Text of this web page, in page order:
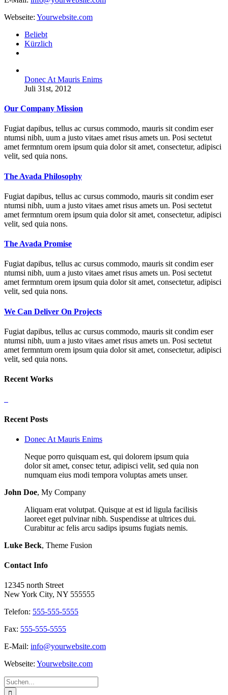
Webseite: Yourwebsite.com
Beliebt
Kürzlich
Donec At Mauris Enims
Juli 31st, 2012
Our Company Mission
Fugiat dapibus, tellus ac cursus commodo, mauris sit condim eser
ntumsi nibh, uum a justo vitaes amet risus amets un. Posi sectetut
amet fermntum orem ipsum quia dolor sit amet, consectetur, adipisci
velit, sed quia nons.
The Avada Philosophy
Fugiat dapibus, tellus ac cursus commodo, mauris sit condim eser
ntumsi nibh, uum a justo vitaes amet risus amets un. Posi sectetut
amet fermntum orem ipsum quia dolor sit amet, consectetur, adipisci
velit, sed quia nons.
The Avada Promise
Fugiat dapibus, tellus ac cursus commodo, mauris sit condim eser
ntumsi nibh, uum a justo vitaes amet risus amets un. Posi sectetut
amet fermntum orem ipsum quia dolor sit amet, consectetur, adipisci
velit, sed quia nons.
We Can Deliver On Projects
Fugiat dapibus, tellus ac cursus commodo, mauris sit condim eser
ntumsi nibh, uum a justo vitaes amet risus amets un. Posi sectetut
amet fermntum orem ipsum quia dolor sit amet, consectetur, adipisci
velit, sed quia nons.
Recent Works
Recent Posts
Donec At Mauris Enims
Neque porro quisquam est, qui dolorem ipsum quia
dolor sit amet, consec tetur, adipisci velit, sed quia non
numquam eius modi tempora voluptas amets unser.
John Doe, My Company
Aliquam erat volutpat. Quisque at est id ligula facilisis
laoreet eget pulvinar nibh. Suspendisse at ultrices dui.
Curabitur ac felis arcu sadips ipsums fugiats nemis.
Luke Beck, Theme Fusion
Contact Info
12345 north Street
New York City, NY 555555
Telefon: 555-555-5555
Fax: 555-555-5555
E-Mail: info@yourwebsite.com
Webseite: Yourwebsite.com
Suche
nach: